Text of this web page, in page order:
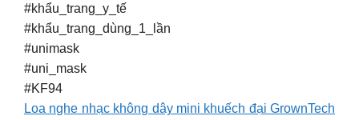
#khẩu_trang_y_tế
#khẩu_trang_dùng_1_lần
#unimask
#uni_mask
#KF94
Loa nghe nhạc không dây mini khuếch đại GrownTech